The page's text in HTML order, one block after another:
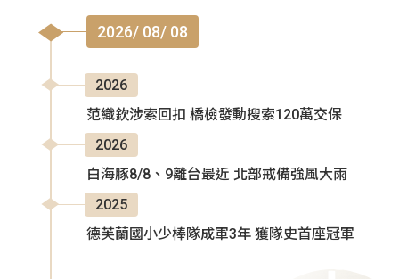
2026/ 08/ 08
2026
范織欽涉索回扣 橋檢發動搜索120萬交保
2026
白海豚8/8、9離台最近 北部戒備強風大雨
2025
德芙蘭國小少棒隊成軍3年 獲隊史首座冠軍